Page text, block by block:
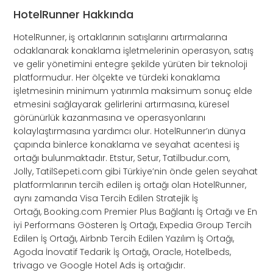
HotelRunner Hakkında
HotelRunner, iş ortaklarının satışlarını artırmalarına
odaklanarak konaklama işletmelerinin operasyon, satış
ve gelir yönetimini entegre şekilde yürüten bir teknoloji
platformudur. Her ölçekte ve türdeki konaklama
işletmesinin minimum yatırımla maksimum sonuç elde
etmesini sağlayarak gelirlerini artırmasına, küresel
görünürlük kazanmasına ve operasyonlarını
kolaylaştırmasına yardımcı olur. HotelRunner’ın dünya
çapında binlerce konaklama ve seyahat acentesi iş
ortağı bulunmaktadır. Etstur, Setur, Tatilbudur.com,
Jolly, TatilSepeti.com gibi Türkiye’nin önde gelen seyahat
platformlarının tercih edilen iş ortağı olan HotelRunner,
aynı zamanda Visa Tercih Edilen Stratejik İş
Ortağı, Booking.com Premier Plus Bağlantı İş Ortağı ve En
iyi Performans Gösteren İş Ortağı, Expedia Group Tercih
Edilen İş Ortağı, Airbnb Tercih Edilen Yazılım İş Ortağı,
Agoda İnovatif Tedarik İş Ortağı, Oracle, Hotelbeds,
trivago ve Google Hotel Ads iş ortağıdır.